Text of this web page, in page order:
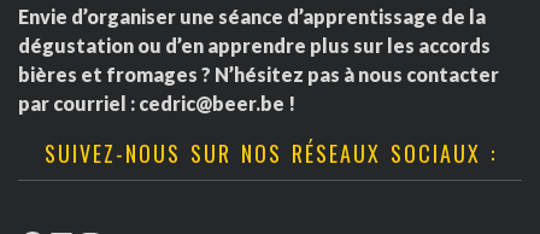
Envie d’organiser une séance d’apprentissage de la
dégustation ou d’en apprendre plus sur les accords
bières et fromages ? N’hésitez pas à nous contacter
par courriel : cedric@beer.be !
SUIVEZ-NOUS SUR NOS RÉSEAUX SOCIAUX :